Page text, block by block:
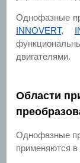
Однофазные
INNOVERT,
двигателями.
Области
Однофазные
применяются